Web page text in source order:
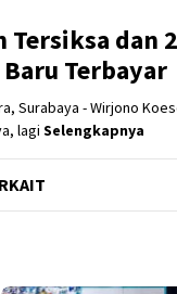
Tersiksa dan
Terbayar
Surabaya - Wirjono
lagi Selengkapnya